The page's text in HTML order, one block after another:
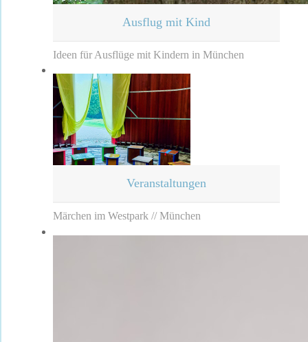
Ausflug mit Kind
Ideen für Ausflüge mit Kindern in München
Veranstaltungen
Märchen im Westpark // München